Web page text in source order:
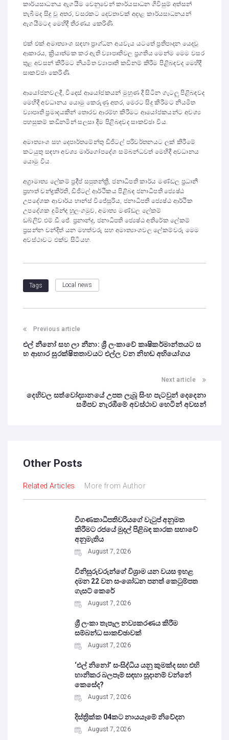
කාර්යසාධනය ඇගයීම වෙනුවෙන් කාර්යසාධන ගිවිසුම් අත්සන්
තැබීමද සිදු වූ අතර, වසරකට දෙවතාවක් අදාළ කාර්යසාධනයන්
ඇගයීමටද මෙහිදී තීරණය කෙරිණි.
එක් එක් අමාත්‍යාංශ සඳහා ප්‍රාග්ධන අයවැය යටතේ ප්‍රතිපාදන යෙදවූ
ආකාරය, ක්‍රියාත්මක කර ඇති ව්‍යාපෘතිවල ප්‍රගතිය මෙන්ම මෙම වසර
තුළ අවසන් කිරීමට නියමිත ව්‍යාපෘති කඩිනම් කිරීම පිළිබඳවද මෙහිදී
සාකච්ඡා කෙරිණි.
ආයෝජනවලදී, විදෙස් ආයෝජකයන් මුහුණ දී සිටින ගැටලු පිළිබඳවද
මෙහිදී අවධානය යොමු කෙරුණු අතර, මෙරට සිදු කිරීමට නියමිත
ව්‍යාපෘති ප්‍රමාදයකින් තොරව ආරම්භ කිරීමට ආයෝජකයන්ට අවශ්‍ය
පහසුකම් කඩිනමින් සලසා දීම පිළිබඳවද සාකච්ඡා විය.
අමාත්‍යාංශ සහ දෙපාර්තමේන්තු ඩිජිටල් පරිවර්තනයට ලක් කිරීමේ
කටයුතු සඳහා අවශ්‍ය මාර්ගෝපදේශ සම්බන්ධවත් මෙහිදී අවධානය
යොමු විය.
අග්‍රාමාත්‍ය ලේකම් ප්‍රදීප් සපුතන්ත්‍රී, ජනාධිපති කාර්ය මණ්ඩල ප්‍රධානී
ප්‍රභාත් චන්ද්‍රකීර්ති, ඩිජිටල් ආර්ථිකය පිළිබඳ ජනාධිපති ජ්‍යෙෂ්ඨ
උපදේශක ආචාර්ය හාන්ස් විජේසූරිය, ජනාධිපති ජ්‍යෙෂ්ඨ ආර්ථික
උපදේශක දුමින්ද හුලංගමුව, අමාත්‍ය මණ්ඩල ලේකම්
ඩබ්ලිව්.එම්.ඩී.ජේ. ප්‍රනාන්දු, ජනාධිපති ජ්‍යෙෂ්ඨ අතිරේක ලේකම්
ප්‍රසන්න චන්දිත් යන මහත්වරු සහ අමාත්‍යාංශවල ලේකම්වරු මෙම
අවස්ථාවට එක්ව සිටියහ.
Tags Local news
Previous article
එල් නීනෝ සහ ලා නීනා: ශ්‍රී ලංකාවේ කෘෂිකර්මාන්තයට ස
හ ආහාර සුරක්ෂිතතාවයට එල්ල වන නිහඬ අභියෝගය
Next article
දෙහිවල සත්වෝද්‍යානයේ උපත ලැබූ සිංහ පැටවුන් දෙදෙනා
සමීපව නැරඹීමේ අවස්ථාව හෙටින් අවසන්
Other Posts
Related Articles More from Author
විගණකාධිපතිවරියගේ වැටුප් අනුමත
කිරීමට රජයේ මුදල් පිළිබඳ කාරක සභාවේ
අනුමැතිය
August 7, 2026
විනිසුරුවරුන්ගේ විශ්‍රාම යන වයස ඉහළ
දමන 22 වන සංශෝධන පනත් කෙටුම්පත
ගැසට් කෙරේ
August 7, 2026
ශ්‍රී ලංකා තැපෑල නව්‍යකරණය කිරීම
සම්බන්ධ සාකච්ඡාවක්
August 7, 2026
‘එල් නිනෝ’ සංසිද්ධිය යනු කුමක්ද සහ එහි
හානිකර බලපෑම් සඳහා සූදානම් වන්නේ
කෙසේද?
August 7, 2026
දිස්ත්‍රික්ක 04කට නායයෑමේ නිවේදන
August 7, 2026